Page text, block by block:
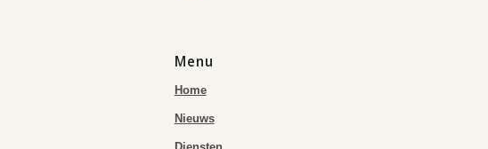
Menu
Home
Nieuws